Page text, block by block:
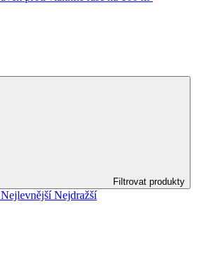
Filtrovat produkty
NejlevnějšíNejdražší